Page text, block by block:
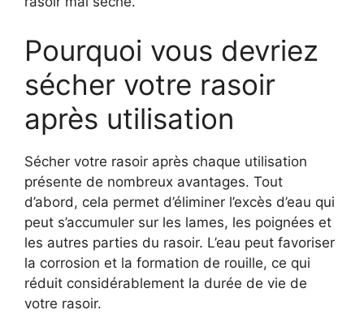
Pourquoi vous devriez
sécher votre rasoir
après utilisation
Sécher votre rasoir après chaque utilisation
présente de nombreux avantages. Tout
d’abord, cela permet d’éliminer l’excès d’eau qui
peut s’accumuler sur les lames, les poignées et
les autres parties du rasoir. L’eau peut favoriser
la corrosion et la formation de rouille, ce qui
réduit considérablement la durée de vie de
votre rasoir.